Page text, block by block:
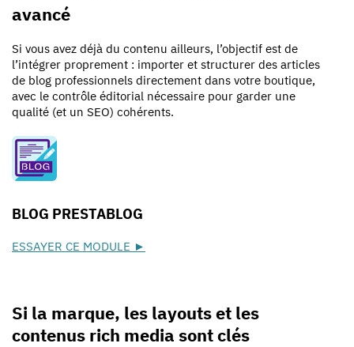
avancé
Si vous avez déjà du contenu ailleurs, l’objectif est de
l’intégrer proprement : importer et structurer des articles
de blog professionnels directement dans votre boutique,
avec le contrôle éditorial nécessaire pour garder une
qualité (et un SEO) cohérents.
BLOG PRESTABLOG
ESSAYER CE MODULE ►
Si la marque, les layouts et les
contenus rich media sont clés